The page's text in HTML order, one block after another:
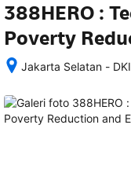
388HERO :
Poverty
Jakarta Selatan -
memesan,
semua
rincian